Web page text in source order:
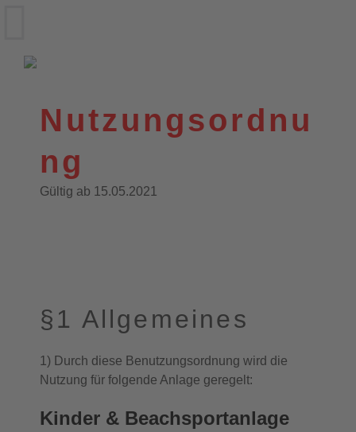
Nutzungsordnu
ng
Gültig ab 15.05.2021
§1 Allgemeines
1) Durch diese Benutzungsordnung wird die
Nutzung für folgende Anlage geregelt:
Kinder & Beachsportanlage